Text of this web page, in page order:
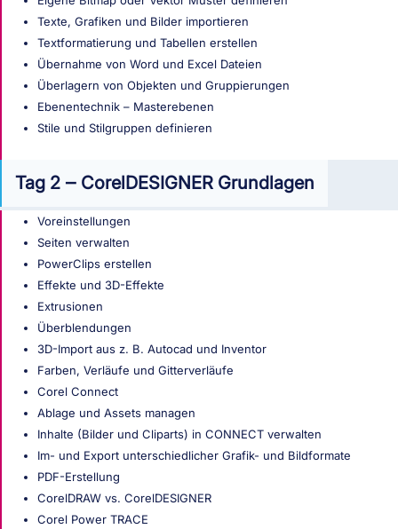
Texte, Grafiken und Bilder importieren
Textformatierung und Tabellen erstellen
Übernahme von Word und Excel Dateien
Überlagern von Objekten und Gruppierungen
Ebenentechnik – Masterebenen
Stile und Stilgruppen definieren
Tag 2 ‒ CorelDESIGNER Grundlagen
Voreinstellungen
Seiten verwalten
PowerClips erstellen
Effekte und 3D-Effekte
Extrusionen
Überblendungen
3D-Import aus z. B. Autocad und Inventor
Farben, Verläufe und Gitterverläufe
Corel Connect
Ablage und Assets managen
Inhalte (Bilder und Cliparts) in CONNECT verwalten
Im- und Export unterschiedlicher Grafik- und Bildformate
PDF-Erstellung
CorelDRAW vs. CorelDESIGNER
Corel Power TRACE